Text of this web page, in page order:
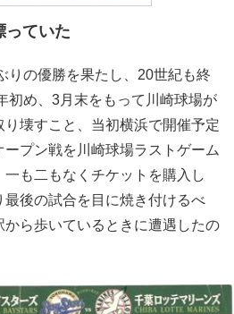
っていた
の優勝を果たし、20世紀も終
初め、3月末をもって川崎球場が
壊すこと、当初横浜で開催予定
プン戦を川崎球場ラストゲーム
も二もなくチケットを購入し
後の試合を目に焼き付けるべ
から歩いているときに遭遇したの